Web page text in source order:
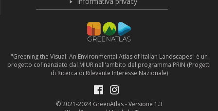
"Greening the Visual: An Environmental Atlas of Italian Landscapes" è un
progetto cofinanziato dal MIUR nell'ambito del programma PRIN (Progetti
di Ricerca di Rilevante Interesse Nazionale)
© 2021-2024 GreenAtlas - Versione 1.3